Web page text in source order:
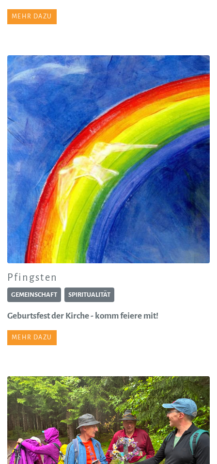
MEHR DAZU
Pfingsten
GEMEINSCHAFT SPIRITUALITÄT
Geburtsfest der Kirche - komm feiere mit!
MEHR DAZU